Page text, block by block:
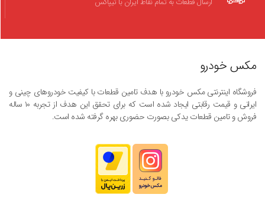
مکس خودرو
فروشگاه اینترنتی مکس خودرو با هدف تامین قطعات با کیفیت خودروهای چینی و
ایرانی و قیمت رقابتی ایجاد شده است که برای تحقق این هدف از تجربه ۱۰ ساله
فروش و تامین قطعات یدکی بصورت حضوری بهره گرفته شده است.